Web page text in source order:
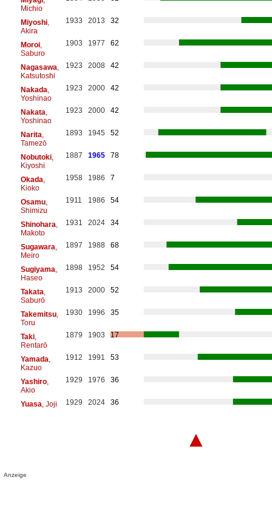
Michio
Miyoshi,
Akira
1933 2013 32
Moroi,
Saburo
1903 1977 62
Nagasawa
Katsutoshi
1923 2008 42
Nakada
Yoshinao
1923 2000 42
Nakata
Yoshinao
1923 2000 42
Narita
Tamezō
1893 1945 52
Nobutoki,
Kiyoshi
1887 1965 78
Okada
Kioko
1958 1986 7
Osamu,
Shimizu
1911 1986 54
Shinohara
Makoto
1931 2024 34
Sugawara
Meiro
1897 1988 68
Sugiyama
Haseo
1898 1952 54
Takata
Saburō
1913 2000 52
Takemitsu,
Toru
1930 1996 35
Taki,
Rentarō
1879 1903 17
Yamada
Kazuo
1912 1991 53
Yashiro,
Akio
1929 1976 36
Yuasa , Joji 1929 2024 36
▲
Anzeige